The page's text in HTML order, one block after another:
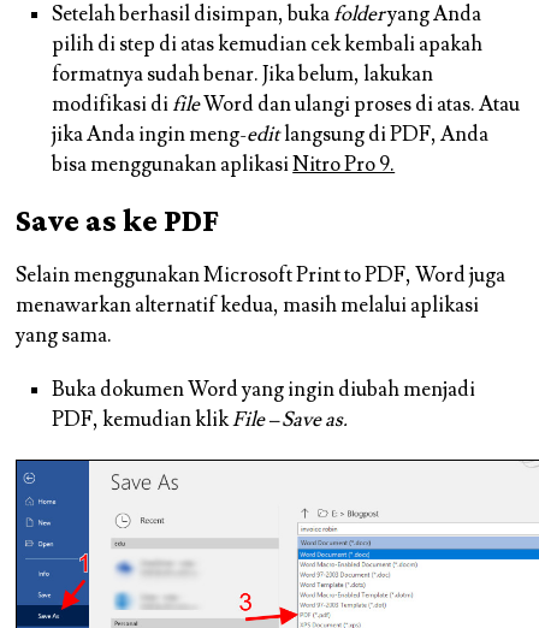
Setelah berhasil disimpan, bukafolderyang Anda
pilih di step di atas kemudian cek kembali apakah
formatnya sudah benar. Jika belum, lakukan
modifikasi difileWord dan ulangi proses di atas. Atau
jika Anda ingin meng-editlangsung di PDF, Anda
bisa menggunakan aplikasiNitro Pro 9.
Save as ke PDF
Selain menggunakan Microsoft Print to PDF, Word juga
menawarkan alternatif kedua, masih melalui aplikasi
yang sama.
Buka dokumen Word yang ingin diubah menjadi
PDF, kemudian klikFile – Save as.